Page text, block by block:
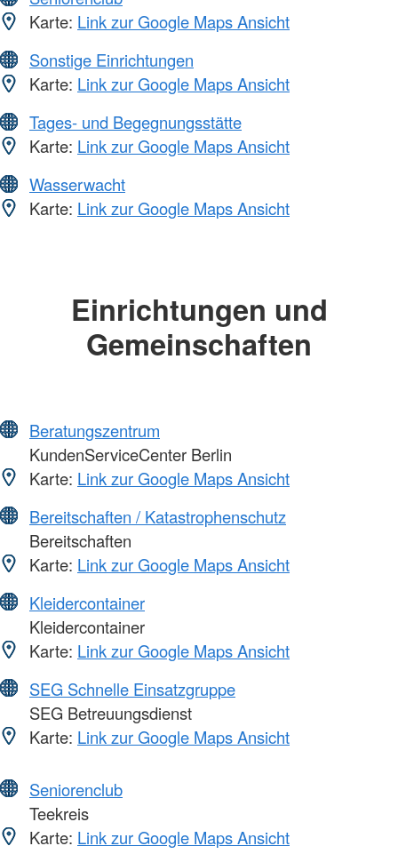
Karte: Link zur Google Maps Ansicht
Sonstige Einrichtungen
Karte: Link zur Google Maps Ansicht
Tages- und Begegnungsstätte
Karte: Link zur Google Maps Ansicht
Wasserwacht
Karte: Link zur Google Maps Ansicht
Einrichtungen und
Gemeinschaften
Beratungszentrum
KundenServiceCenter Berlin
Karte: Link zur Google Maps Ansicht
Bereitschaften / Katastrophenschutz
Bereitschaften
Karte: Link zur Google Maps Ansicht
Kleidercontainer
Kleidercontainer
Karte: Link zur Google Maps Ansicht
SEG Schnelle Einsatzgruppe
SEG Betreuungsdienst
Karte: Link zur Google Maps Ansicht
Seniorenclub
Teekreis
Karte: Link zur Google Maps Ansicht